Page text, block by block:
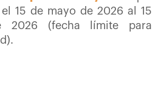
15 de mayo de 2026 al 15
2026 (fecha límite para